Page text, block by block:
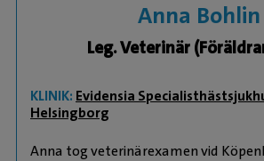
Anna Bohlin
Leg. Veterinär
KLINIK: Evidensia
Helsingborg
Anna tog veterinärexamen vid